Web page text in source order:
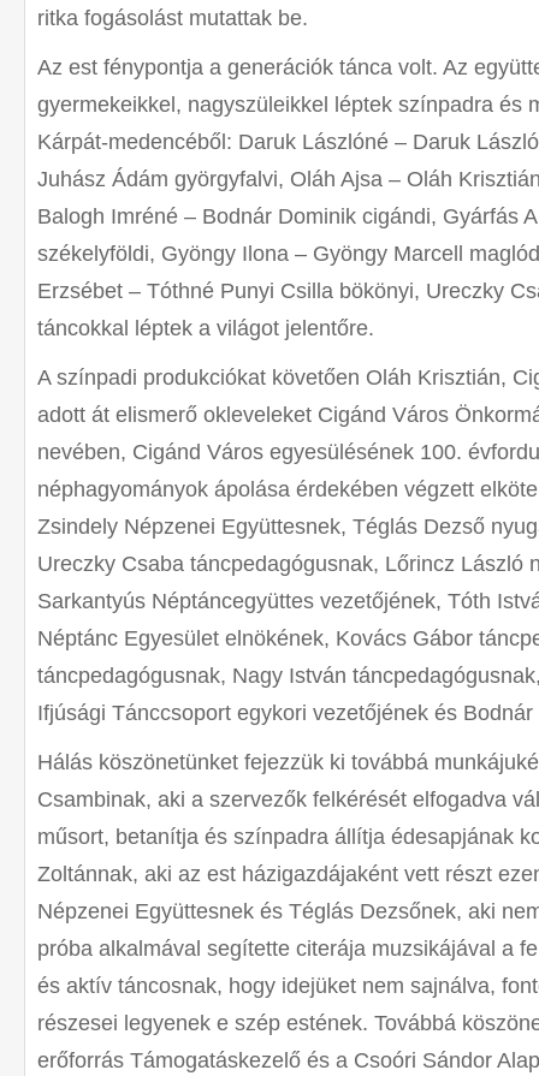
ritka fogásolást mutattak be.
Az est fénypontja a generációk tánca volt. Az
gyermekeikkel, nagyszüleikkel léptek színpadra és
Kárpát-medencéből: Daruk Lászlóné – Daruk
Juhász Ádám györgyfalvi, Oláh Ajsa – Oláh
Balogh Imréné – Bodnár Dominik cigándi, Gyárfás
székelyföldi, Gyöngy Ilona – Gyöngy Marcell
Erzsébet – Tóthné Punyi Csilla bökönyi, Ureczky
táncokkal léptek a világot jelentőre.
A színpadi produkciókat követően Oláh Krisztián,
adott át elismerő okleveleket Cigánd Város
nevében, Cigánd Város egyesülésének 100.
néphagyományok ápolása érdekében végzett
Zsindely Népzenei Együttesnek, Téglás Dezső
Ureczky Csaba táncpedagógusnak, Lőrincz László
Sarkantyús Néptáncegyüttes vezetőjének, Tóth
Néptánc Egyesület elnökének, Kovács Gábor
táncpedagógusnak, Nagy István
Ifjúsági Tánccsoport egykori vezetőjének és
Hálás köszönetünket fejezzük ki továbbá
Csambinak, aki a szervezők felkérését elfogadva
műsort, betanítja és színpadra állítja édesapjának
Zoltánnak, aki az est házigazdájaként vett részt
Népzenei Együttesnek és Téglás Dezsőnek, aki
próba alkalmával segítette citerája muzsikájával a
és aktív táncosnak, hogy idejüket nem sajnálva,
részesei legyenek e szép estének. Továbbá
erőforrás Támogatáskezelő és a Csoóri Sándor